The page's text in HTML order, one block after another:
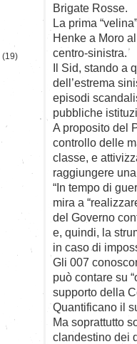
Brigate Rosse.
La prima
Henke a Moro
centro-sinistra.
Il Sid, stando a
dell’estrema
episodi
pubbliche
A proposito del
controllo delle
classe, e
raggiungere
“In tempo di
mira a
del Governo
e, quindi, la
in caso di
Gli 007
può contare su
supporto della
Quantificano il
Ma soprattutto
clandestino dei
(19)